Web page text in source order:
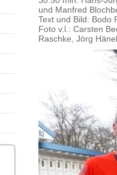
und Manfred
Text und Bild: Bodo
Foto v.l.: Carsten
Raschke, Jörg Hänel